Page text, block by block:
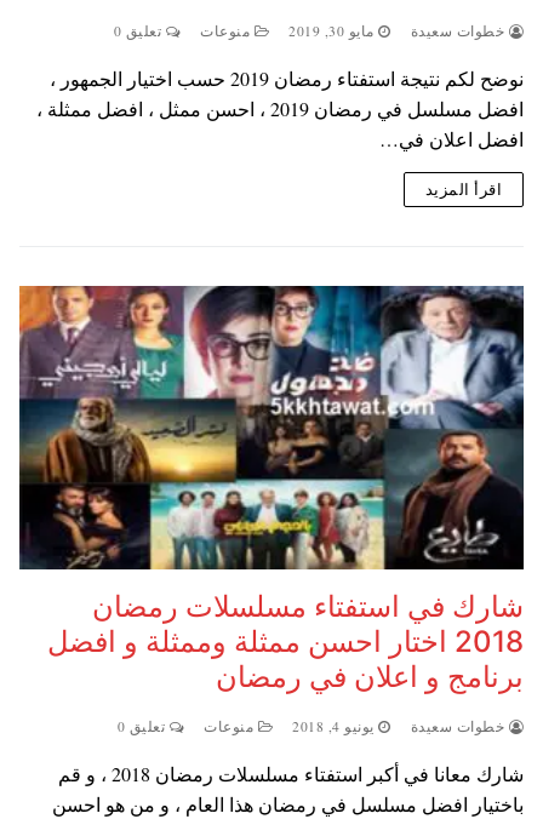
خطوات سعيدة مايو 30, 2019 منوعات تعليق 0
نوضح لكم نتيجة استفتاء رمضان 2019 حسب اختيار الجمهور ،
افضل مسلسل في رمضان 2019 ، احسن ممثل ، افضل ممثلة ،
افضل اعلان في…
اقرأ المزيد
شارك في استفتاء مسلسلات رمضان
2018 اختار احسن ممثلة وممثلة و افضل
برنامج و اعلان في رمضان
خطوات سعيدة يونيو 4, 2018 منوعات تعليق 0
شارك معانا في أكبر استفتاء مسلسلات رمضان 2018 ، و قم
باختيار افضل مسلسل في رمضان هذا العام ، و من هو احسن